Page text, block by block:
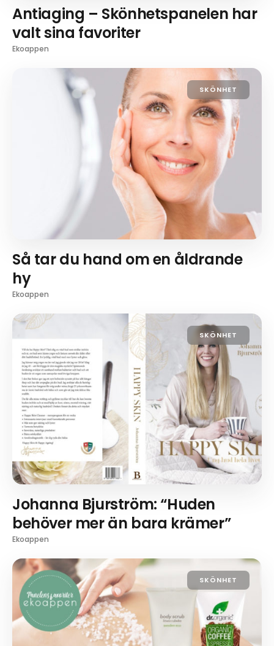
Antiaging – Skönhetspanelen har
valt sina favoriter
Ekoappen
SKÖNHET
Så tar du hand om en åldrande
hy
Ekoappen
SKÖNHET
Johanna Bjurström: “Huden
behöver mer än bara krämer”
Ekoappen
SKÖNHET